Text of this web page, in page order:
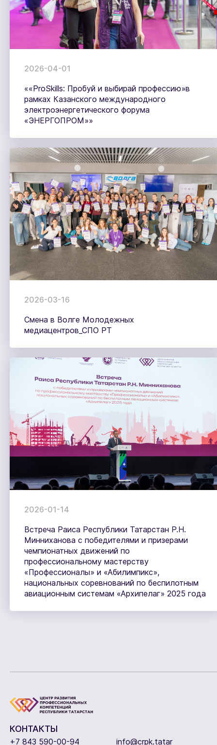
2026-04-01
««ProSkills: Пробуй и выбирай профессию»в
рамках Казанского международного
электроэнергетического форума
«ЭНЕРГОПРОМ»»
2026-03-16
Смена в Волге Молодежных
медиацентров_СПО РТ
2026-01-14
Встреча Раиса Республики Татарстан Р.Н.
Минниханова с победителями и призерами
чемпионатных движений по
профессиональному мастерству
«Профессионалы» и «Абилимпикс»,
национальных соревнований по беспилотным
авиационным системам «Архипелаг» 2025 года
КОНТАКТЫ
+7 843 590-00-94 info@crpk.tatar